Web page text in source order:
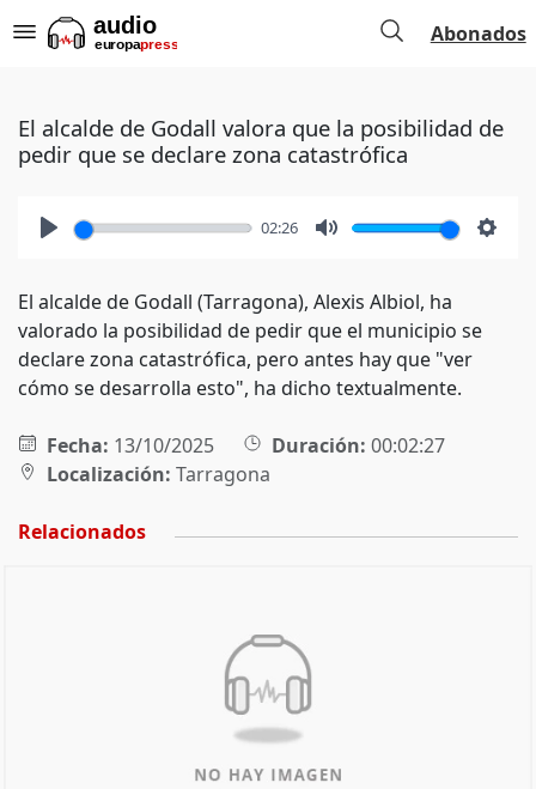
Abonados
El alcalde de Godall valora que la posibilidad de
pedir que se declare zona catastrófica
02:26
El alcalde de Godall (Tarragona), Alexis Albiol, ha
valorado la posibilidad de pedir que el municipio se
declare zona catastrófica, pero antes hay que "ver
cómo se desarrolla esto", ha dicho textualmente.
Fecha: 13/10/2025 Duración: 00:02:27
Localización: Tarragona
Relacionados